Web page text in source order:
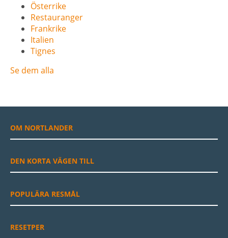
Österrike
Restauranger
Frankrike
Italien
Tignes
Se dem alla
OM NORTLANDER
DEN KORTA VÄGEN TILL
POPULÄRA RESMÅL
RESETPER